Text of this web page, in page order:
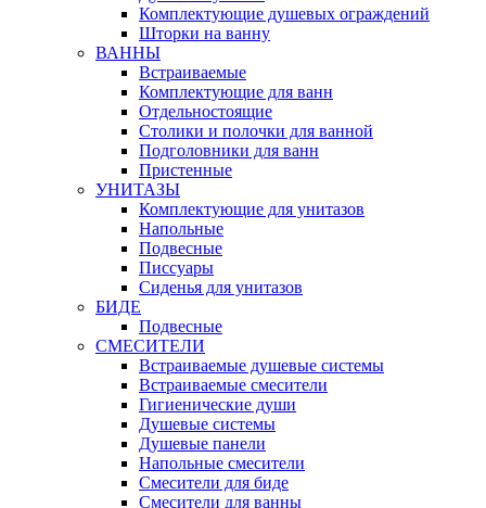
Комплектующие душевых ограждений
Шторки на ванну
ВАННЫ
Встраиваемые
Комплектующие для ванн
Отдельностоящие
Столики и полочки для ванной
Подголовники для ванн
Пристенные
УНИТАЗЫ
Комплектующие для унитазов
Напольные
Подвесные
Писсуары
Сиденья для унитазов
БИДЕ
Подвесные
СМЕСИТЕЛИ
Встраиваемые душевые системы
Встраиваемые смесители
Гигиенические души
Душевые системы
Душевые панели
Напольные смесители
Смесители для биде
Смесители для ванны